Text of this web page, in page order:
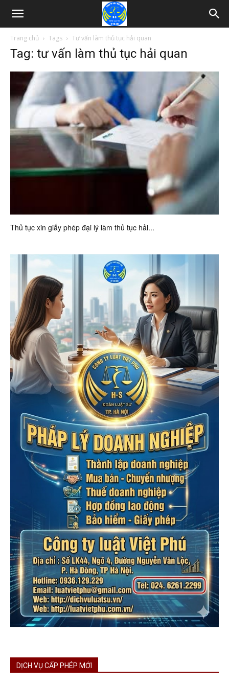
Trang chủ Tags Tư vấn làm thủ tục hải quan
Tag: tư vấn làm thủ tục hải quan
Thủ tục xin giấy phép đại lý làm thủ tục hải...
DỊCH VỤ CẤP PHÉP MỚI